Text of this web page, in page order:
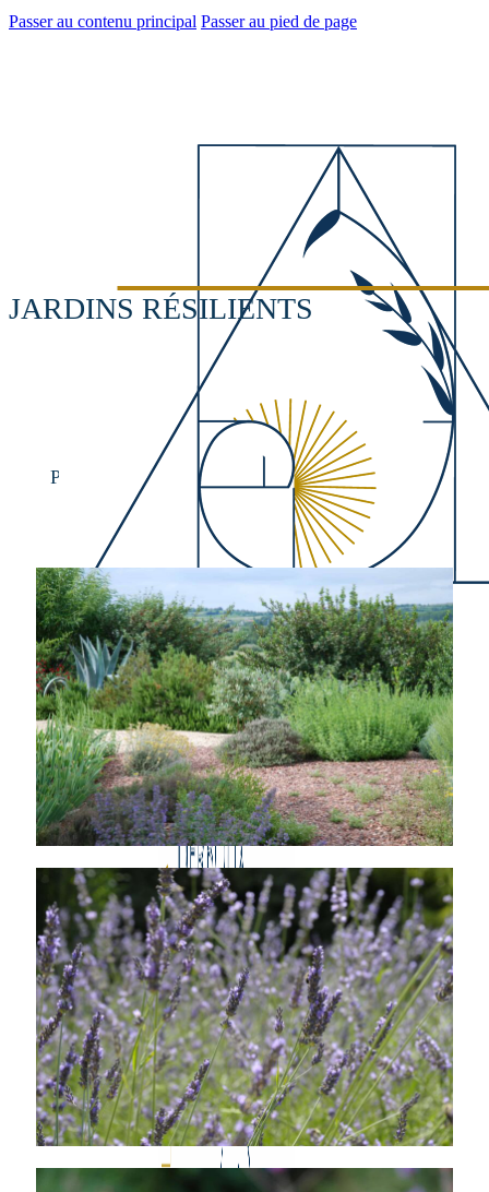
Passer au contenu principal Passer au pied de page
JARDINS RÉSILIENTS
Privilégier les végétaux résistant à différentes
afin de composer un jardin autonome en totale
l’environnement existant.